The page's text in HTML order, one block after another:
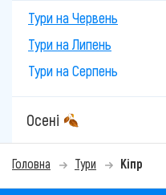
Тури на Червень
Тури на Липень
Тури на Серпень
Осені
Головна Тури Кіпр